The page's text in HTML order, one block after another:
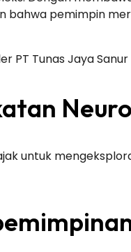
pemimpin
PT Tunas Jaya
untuk